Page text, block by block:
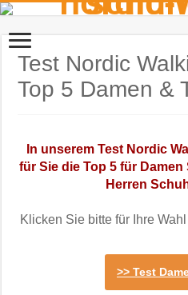
Test Nordic
Top 5 Damen &
In unserem Test Nordic
für Sie die Top 5 für
Herren
Klicken Sie bitte für Ihre
>> Test